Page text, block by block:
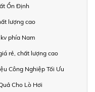
Ổn Định
lượng cao
phía Nam
rẻ, chất lượng cao
Công Nghiệp Tối Ưu
Cho Lò Hơi